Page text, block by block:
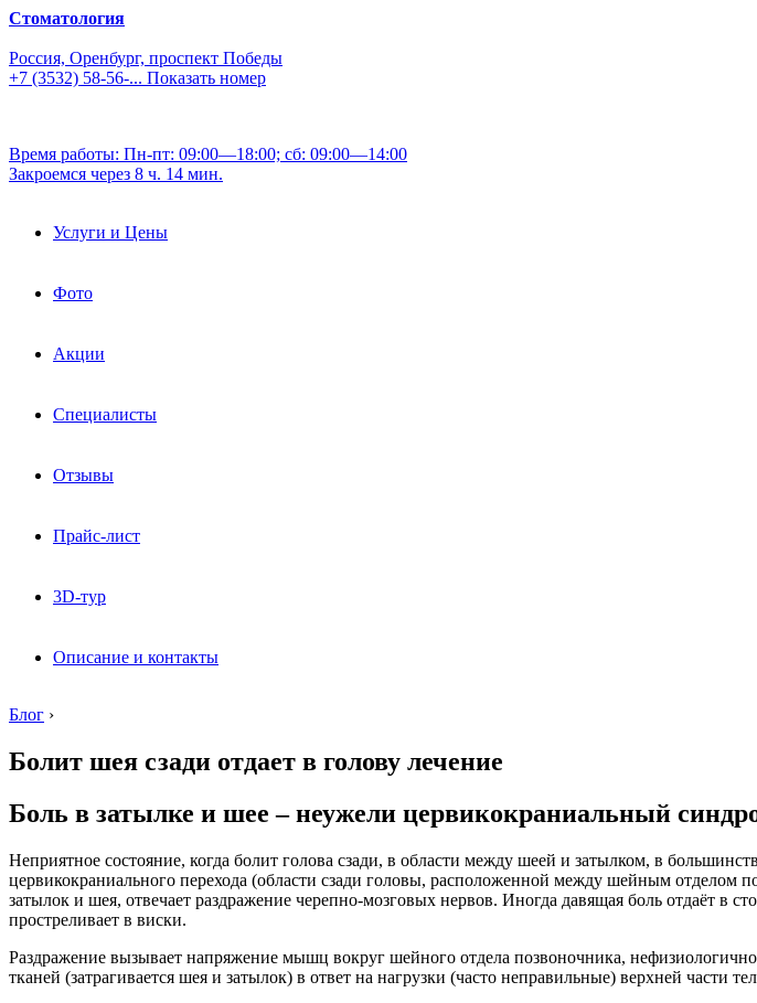
Стоматология
Россия, Оренбург, проспект Победы
+7 (3532) 58-56-... Показать номер
Время работы: Пн-пт: 09:00—18:00; сб: 09:00—14:00
Закроемся через 8 ч. 14 мин.
Услуги и Цены
Фото
Акции
Специалисты
Отзывы
Прайс-лист
3D-тур
Описание и контакты
Блог ›
Болит шея сзади отдает в голову лечение
Боль в затылке и шее – неужели цервикокраниальный
Неприятное состояние, когда болит голова сзади, в области между шеей и затылком, в
цервикокраниального перехода (области сзади головы, расположенной между шейным отделом
затылок и шея, отвечает раздражение черепно-мозговых нервов. Иногда давящая боль отдаёт в
простреливает в виски.
Раздражение вызывает напряжение мышц вокруг шейного отдела позвоночника,
тканей (затрагивается шея и затылок) в ответ на нагрузки (часто неправильные) верхней части